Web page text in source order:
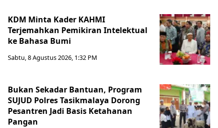
KDM Minta Kader KAHMI
Terjemahkan Pemikiran Intelektual
ke Bahasa Bumi
Sabtu, 8 Agustus 2026, 1:32 PM
Bukan Sekadar Bantuan, Program
SUJUD Polres Tasikmalaya Dorong
Pesantren Jadi Basis Ketahanan
Pangan